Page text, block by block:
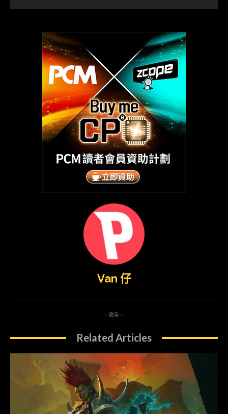
Van 仔
- 廣告 -
Related Articles